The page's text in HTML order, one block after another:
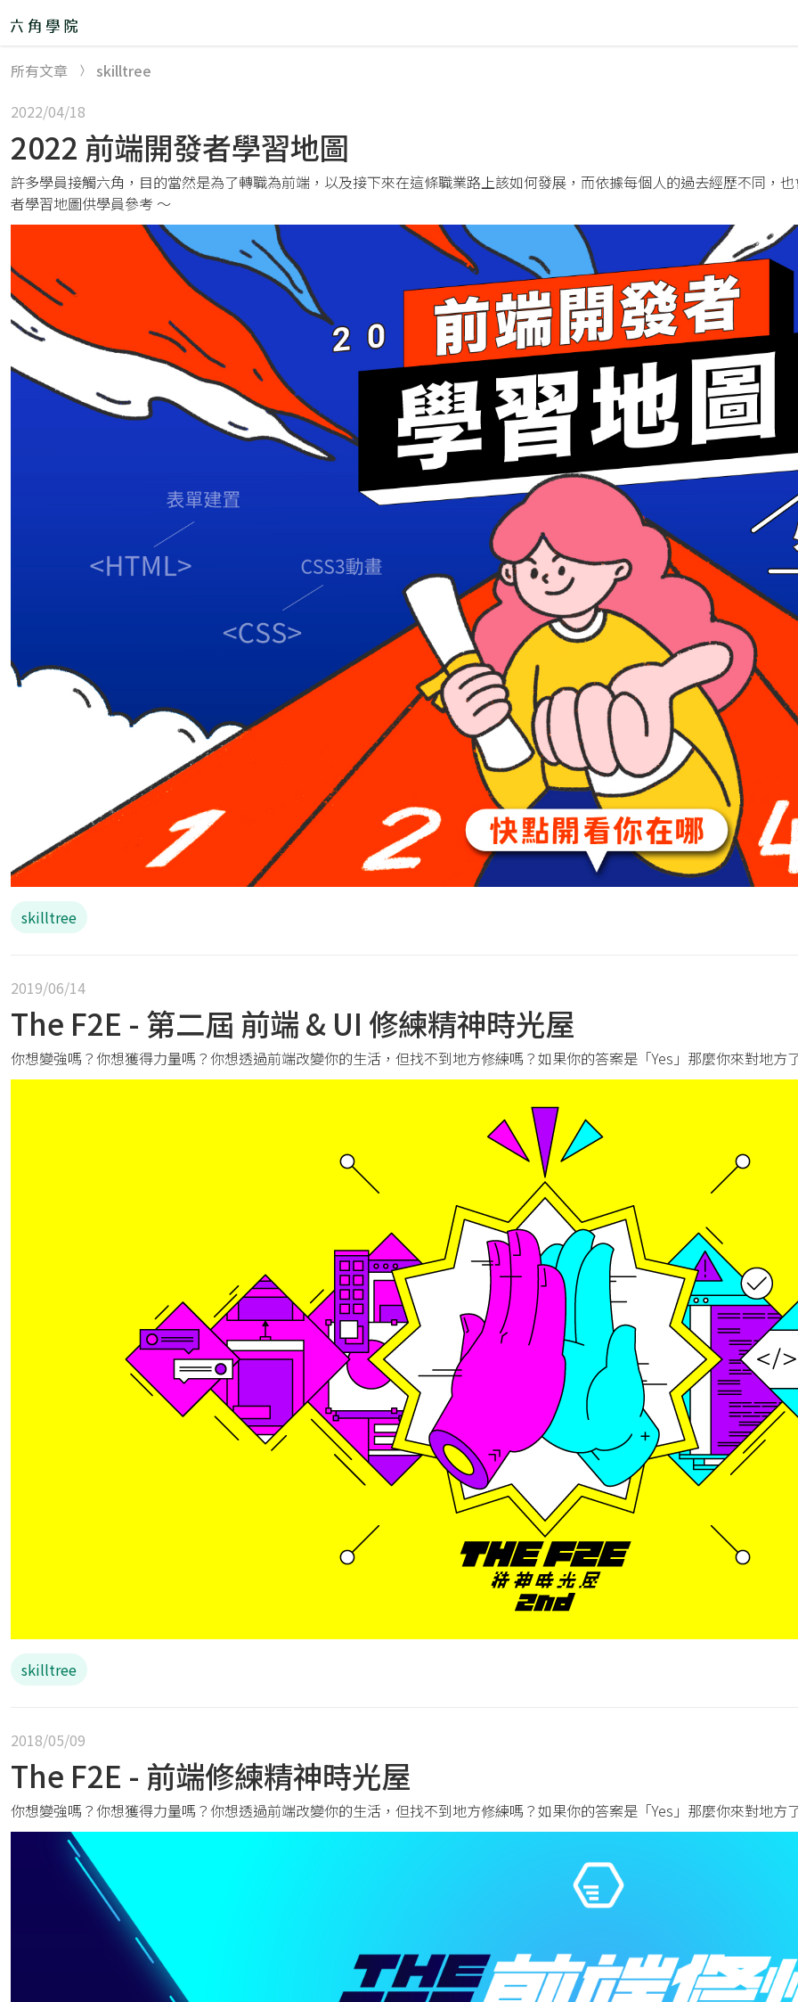
精選課程
直播班 🎙
30 天軟體工程師體驗營
後端工程師體驗營
Node.js+雲端：後端就業培訓班&專題班
【後端工程師學程】Node.js 直播班
【後端工程師學程】JavaScript 直播班
JS+Vue 前端工程師培訓班＆專題班
網頁切版直播班
【前端】JavaScript 工程師養成直播班
TypeScript 實戰課：打造工程師型別思維
前端開發 🔥
add
Sass 實戰全攻略
Bootstrap 5 網頁切版整合術
JavaScript 前端修練全攻略
Vue 3 實戰影音課程
React 實戰影音課程
使用 gulp 進行網頁前端自動化
Git & Github 程式時光機
jQuery 打造互動性網頁效果
一變應萬變的響應式網頁設計
Bootstrap 5 網頁切版整合術
THE F2E JS 攻略包
UI 設計入門
聯絡我們 07-
所有文章
skilltree
2022/04/18
2022 前端開發者學習地圖
許多學員接觸六角，目的當然是為了轉職為前端，以及接下來在這條職業路上該如何發展，而依據每個人的過去經歷不同，
者學習地圖供學員參考 ～
skilltree
2019/06/14
The F2E - 第二屆 前端 & UI 修練精神時光屋
你想變強嗎？你想獲得力量嗎？你想透過前端改變你的生活，但找不到地方修練嗎？如果你的答案是「Yes」那麼你來對地方
skilltree
2018/05/09
The F2E - 前端修練精神時光屋
你想變強嗎？你想獲得力量嗎？你想透過前端改變你的生活，但找不到地方修練嗎？如果你的答案是「Yes」那麼你來對地方